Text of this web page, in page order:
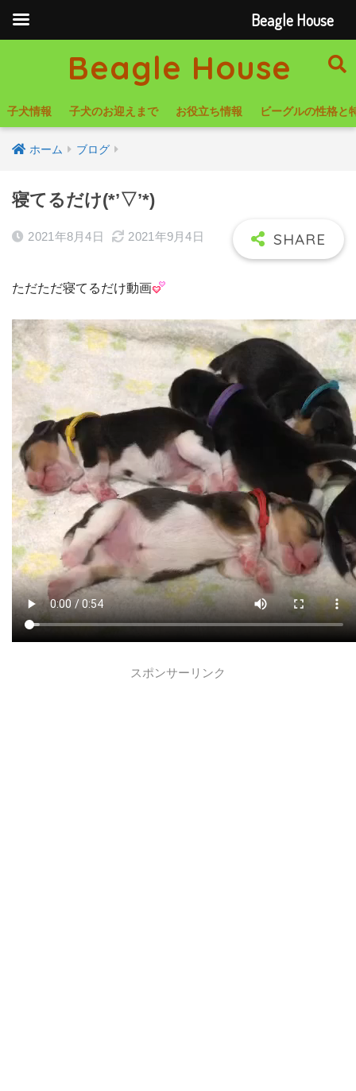
Beagle House
子犬情報 子犬のお迎えまで お役立ち情報 ビーグルの性格と
ホーム ブログ
寝てるだけ(*’▽’*)
2021年8月4日 2021年9月4日
ただただ寝てるだけ動画
スポンサーリンク
Beagle House